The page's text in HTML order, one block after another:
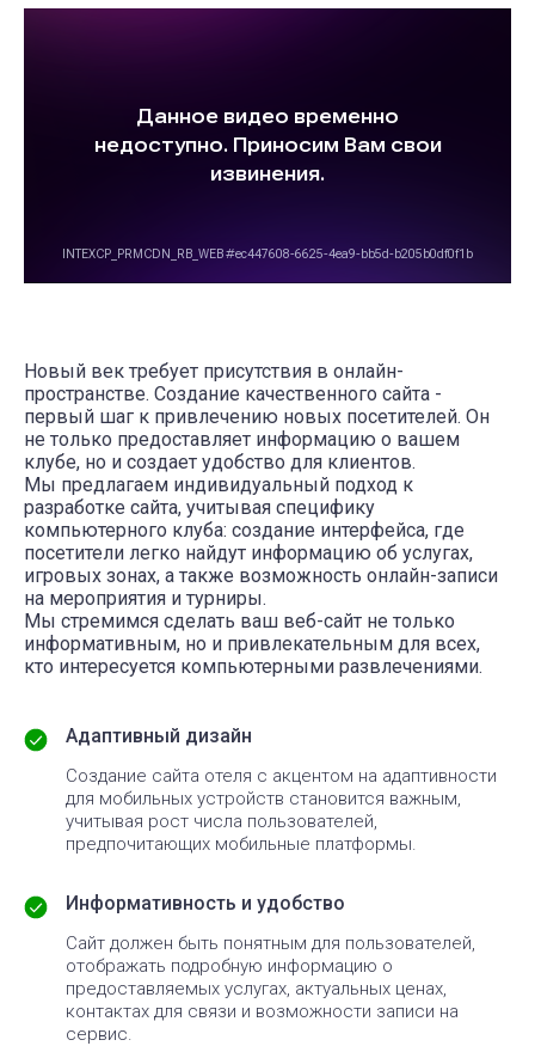
Новый век требует присутствия в онлайн-
пространстве. Создание качественного сайта -
первый шаг к привлечению новых посетителей. Он
не только предоставляет информацию о вашем
клубе, но и создает удобство для клиентов.
Мы предлагаем индивидуальный подход к
разработке сайта, учитывая специфику
компьютерного клуба: создание интерфейса, где
посетители легко найдут информацию об услугах,
игровых зонах, а также возможность онлайн-записи
на мероприятия и турниры.
Мы стремимся сделать ваш веб-сайт не только
информативным, но и привлекательным для всех,
кто интересуется компьютерными развлечениями.
Адаптивный дизайн
Создание сайта отеля с акцентом на адаптивности
для мобильных устройств становится важным,
учитывая рост числа пользователей,
предпочитающих мобильные платформы.
Информативность и удобство
Сайт должен быть понятным для пользователей,
отображать подробную информацию о
предоставляемых услугах, актуальных ценах,
контактах для связи и возможности записи на
сервис.